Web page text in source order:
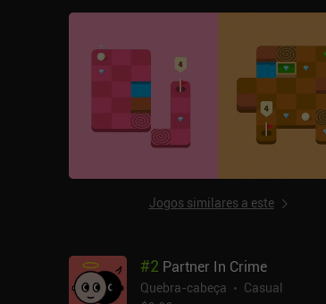
Jogos similares a este
#2 Partner In Crime
Quebra-cabeça
Casual